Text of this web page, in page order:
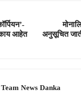
काय आहेत
अनुसूचित
Team News Danka